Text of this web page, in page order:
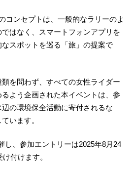
コンセプトは、一般的なラリーのよ
はなく、スマートフォンアプリを
スポットを巡る「旅」の提案で
を問わず、すべての女性ライダー
よう企画された本イベントは、参
の環境保全活動に寄付されるな
います。
し、参加エントリーは2025年8月24
付けます。